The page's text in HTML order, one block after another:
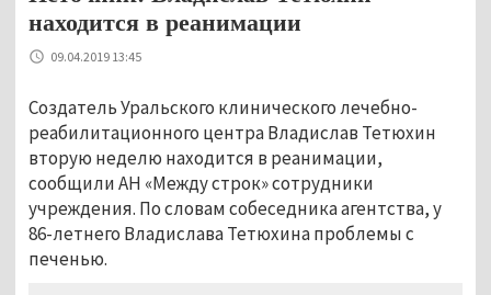
находится в реанимации
09.04.2019 13:45
Создатель Уральского клинического лечебно-
реабилитационного центра Владислав Тетюхин
вторую неделю находится в реанимации,
сообщили АН «Между строк» сотрудники
учреждения. По словам собеседника агентства, у
86-летнего Владислава Тетюхина проблемы с
печенью.